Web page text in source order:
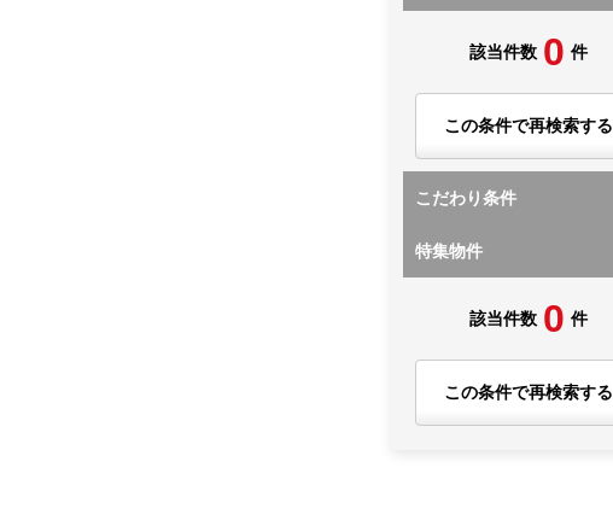
該当件数 0 件
この条件で再検索する
こだわり条件
特集物件
該当件数 0 件
この条件で再検索する